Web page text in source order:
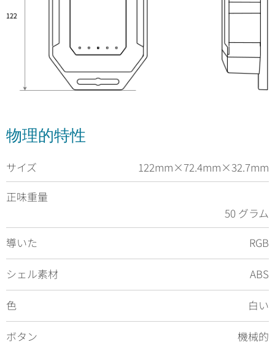
物理的特性
サイズ
122mm×72.4mm×32.7mm
正味重量
50 グラム
導いた
RGB
シェル素材 ABS
色 白い
ボタン 機械的